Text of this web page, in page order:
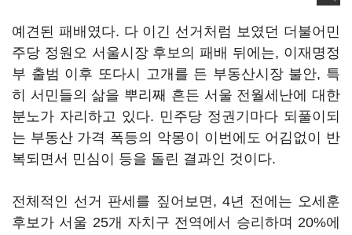
예견된 패배였다. 다 이긴 선거처럼 보였던 더불어민
주당 정원오 서울시장 후보의 패배 뒤에는, 이재명정
부 출범 이후 또다시 고개를 든 부동산시장 불안, 특
히 서민들의 삶을 뿌리째 흔든 서울 전월세난에 대한
분노가 자리하고 있다. 민주당 정권기마다 되풀이되
는 부동산 가격 폭등의 악몽이 이번에도 어김없이 반
복되면서 민심이 등을 돌린 결과인 것이다.
전체적인 선거 판세를 짚어보면, 4년 전에는 오세훈
후보가 서울 25개 자치구 전역에서 승리하며 20%에